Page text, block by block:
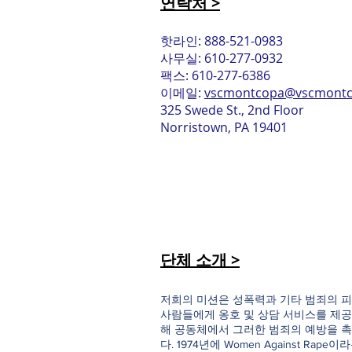
핫라인: 888-521-0983
사무실: 610-277-0932
팩스: 610-277-6386
이메일:
325 Swede St., 2nd Floor
Norristown, PA 19401
단체 소개 >
저희의 미션은 성폭력과 기타 범죄의
사람들에게 옹호 및 상담 서비스를 제
해 공동체에서 그러한 범죄의 예방을
다. 1974년에 Women Against Rape이